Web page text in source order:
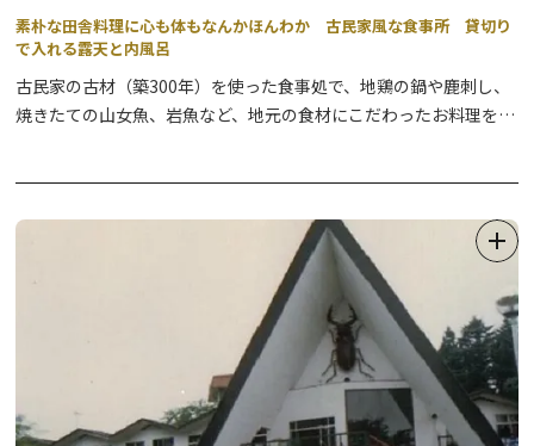
素朴な田舎料理に心も体もなんかほんわか 古民家風な食事所 貸切り
で入れる露天と内風呂
古民家の古材（築300年）を使った食事処で、地鶏の鍋や鹿刺し、
焼きたての山女魚、岩魚など、地元の食材にこだわったお料理を。